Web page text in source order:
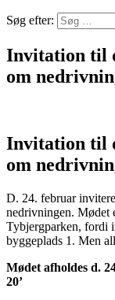
Søg efter:
Invitation til
om
Invitation til
om
D. 24. februar
nedrivningen. Mødet
Tybjergparken, fordi
byggeplads 1. Men
Mødet afholdes d.
20’